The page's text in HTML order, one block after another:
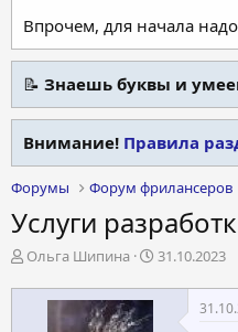
Впрочем, для начала надо
📝 Знаешь буквы и
Внимание! Правила
Форумы Форум фрилансеров
Услуги
А
т
Ольга Шипина
Д
т
31.10.2023